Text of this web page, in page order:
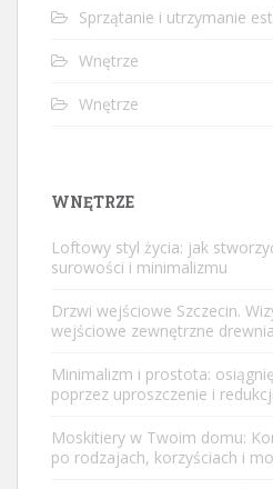
Sprzątanie i utrzymanie
Wnętrze
Wnętrze
WNĘTRZE
Loftowy styl życia: jak
surowości i minimalizmu
Drzwi wejściowe Szczecin.
wejściowe zewnętrzne
Minimalizm i prostota:
poprzez uproszczenie i
Moskitiery w Twoim domu:
po rodzajach, korzyściach i